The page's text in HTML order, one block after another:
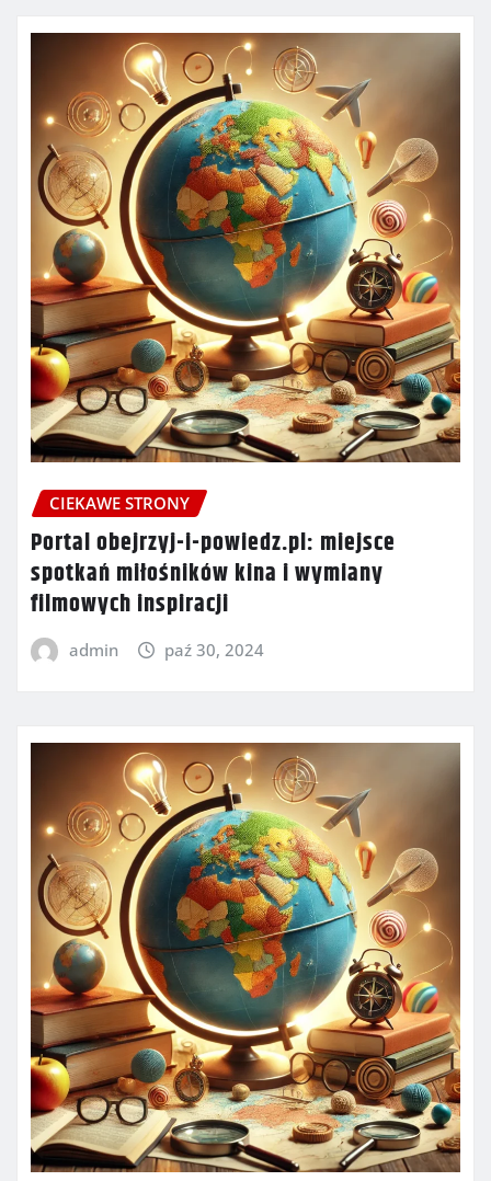
CIEKAWE STRONY
Portal obejrzyj-i-powiedz.pl: miejsce
spotkań miłośników kina i wymiany
filmowych inspiracji
admin paź 30, 2024